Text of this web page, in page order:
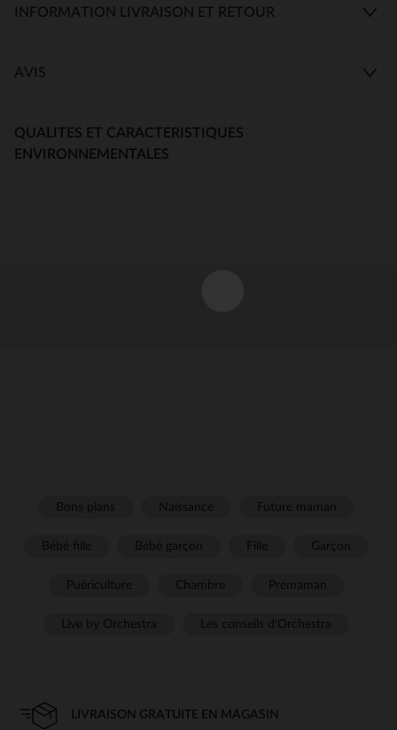
INFORMATION LIVRAISON ET RETOUR
AVIS
QUALITES ET CARACTERISTIQUES
ENVIRONNEMENTALES
LIVRAISON GRATUITE EN MAGASIN